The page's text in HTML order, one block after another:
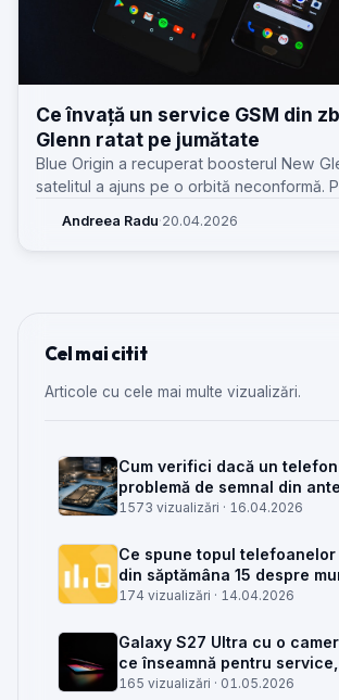
Ce învață un service GSM din
Glenn ratat pe jumătate
Blue Origin a recuperat boosterul New
satelitul a ajuns pe o orbită neconformă.
reutilizare și succesul parțial.
Andreea Radu·20.04.2026
Cel mai citit
Articole cu cele mai multe vizualizări.
Cum verifici dacă un
problemă de semnal din
placa de bază sau din rețea
1573 vizualizări · 16.04.2026
Ce spune topul telefoanelor
din săptămâna 15 despre
service GSM
174 vizualizări · 14.04.2026
Galaxy S27 Ultra cu o
ce înseamnă pentru
client
165 vizualizări · 01.05.2026